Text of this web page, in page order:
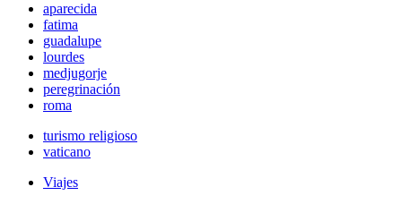
aparecida
fatima
guadalupe
lourdes
medjugorje
peregrinación
roma
turismo religioso
vaticano
Viajes